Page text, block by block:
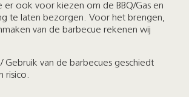
er ook voor kiezen om de BBQ/Gas en
te laten bezorgen. Voor het brengen,
van de barbecue rekenen wij
Gebruik van de barbecues geschiedt
risico.